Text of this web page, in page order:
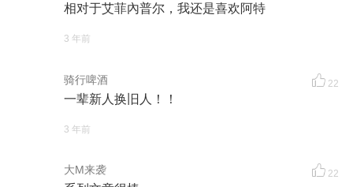
相对于艾菲內普尔，我还是喜欢阿特
3 年前
骑行啤酒 22
一辈新人换旧人！！
3 年前
大M来袭 22